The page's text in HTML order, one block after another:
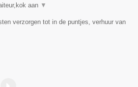
aan ▼
verzorgen tot in de puntjes, verhuur van